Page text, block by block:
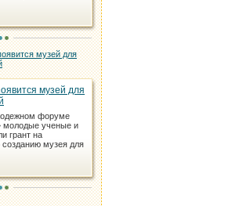
музей для
форуме
молодые ученые и
грант на
созданию музея для